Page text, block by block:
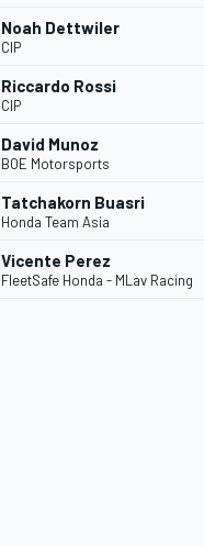
Noah Dettwiler
CIP
Riccardo Rossi
CIP
David Munoz
BOE Motorsports
Tatchakorn Buasri
Honda Team Asia
Vicente Perez
FleetSafe Honda - MLav Racing